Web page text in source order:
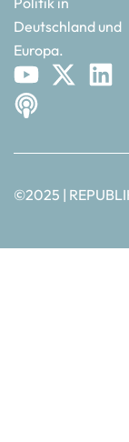
Deutschland und
Europa.
©2025 |